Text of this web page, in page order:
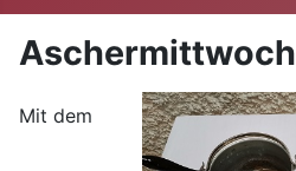
Aschermittwoch
Mit dem